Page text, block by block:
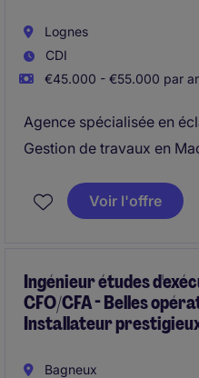
Lognes
CDI
€45.000 - €55.000 par
Agence spécialisée en
Gestion de travaux en
Voir l'offre
Ingénieur études
CFO/CFA - Belles
Installateur
Bagneux